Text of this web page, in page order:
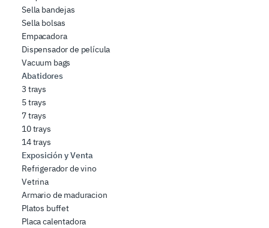
Sella bandejas
Sella bolsas
Empacadora
Dispensador de película
Vacuum bags
Abatidores
3 trays
5 trays
7 trays
10 trays
14 trays
Exposición y Venta
Refrigerador de vino
Vetrina
Armario de maduracion
Platos buffet
Placa calentadora